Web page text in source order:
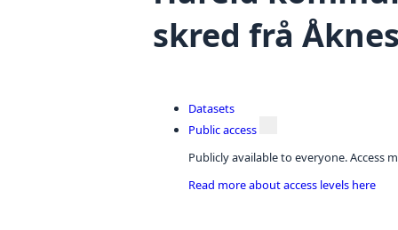
skred frå Åknes
Datasets
Public access
Publicly available to everyone. Access
Read more about access levels here